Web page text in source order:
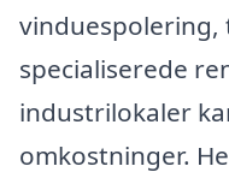
specialiserede
industrilokaler
omkostninger.